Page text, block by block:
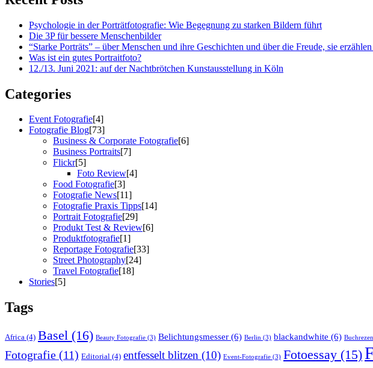
Psychologie in der Porträtfotografie: Wie Begegnung zu starken Bildern führt
Die 3P für bessere Menschenbilder
“Starke Porträts” – über Menschen und ihre Geschichten und über die Freude, sie
Was ist ein gutes Portraitfoto?
12./13. Juni 2021: auf der Nachtbrötchen Kunstausstellung in Köln
Categories
Event Fotografie[4]
Fotografie Blog[73]
Business & Corporate Fotografie[6]
Business Portraits[7]
Flickr[5]
Foto Review[4]
Food Fotografie[3]
Fotografie News[11]
Fotografie Praxis Tipps[14]
Portrait Fotografie[29]
Produkt Test & Review[6]
Produktfotografie[1]
Reportage Fotografie[33]
Street Photography[24]
Travel Fotografie[18]
Stories[5]
Tags
Africa (4) Basel (16) Beauty Fotografie (3) Belichtungsmesser (6) Berlin (3) blackandwhite (6)
Fotografie (11) Editorial (4) entfesselt blitzen (10) Event-Fotografie (3) Fotoessay (15)